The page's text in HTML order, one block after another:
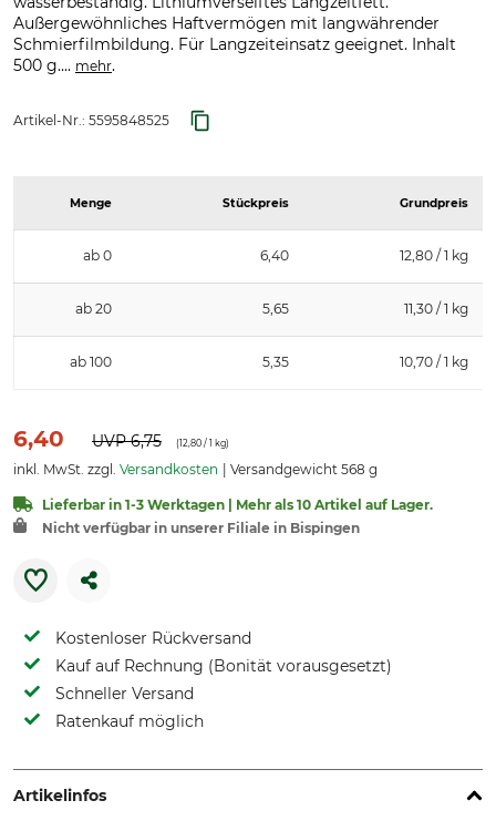
Außergewöhnliches Haftvermögen mit langwährender
Schmierfilmbildung. Für Langzeiteinsatz geeignet. Inhalt
500 g.... mehr.
Artikel-Nr.: 5595848525
Menge Stückpreis Grundpreis
ab 0 6,40 12,80 / 1 kg
ab 20 5,65 11,30 / 1 kg
ab 100 5,35 10,70 / 1 kg
6,40 UVP6,75 (12,80 / 1 kg)
inkl. MwSt. zzgl. Versandkosten Versandgewicht 568 g
Lieferbar in 1-3 Werktagen | Mehr als 10 Artikel auf Lager.
Nicht verfügbar in unserer Filiale in Bispingen
Kostenloser Rückversand
Kauf auf Rechnung (Bonität vorausgesetzt)
Schneller Versand
Ratenkauf möglich
Artikelinfos